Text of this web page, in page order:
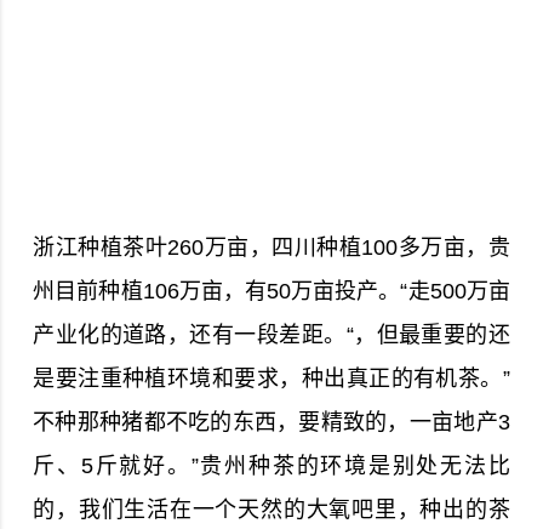
浙江种植茶叶260万亩，四川种植100多万亩，贵
州目前种植106万亩，有50万亩投产。“走500万亩
产业化的道路，还有一段差距。“，但最重要的还
是要注重种植环境和要求，种出真正的有机茶。”
不种那种猪都不吃的东西，要精致的，一亩地产3
斤、5斤就好。”贵州种茶的环境是别处无法比
的，我们生活在一个天然的大氧吧里，种出的茶